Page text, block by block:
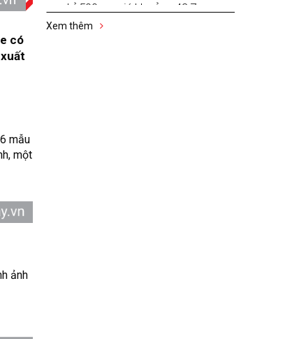
có
mẫu
một
ảnh
chỉ 500 xe, giá khoảng 42,7
triệu đồng
Xem thêm